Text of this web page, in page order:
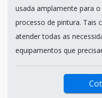
usada amplamente para
processo de pintura. Tais
atender todas as
equipamentos que